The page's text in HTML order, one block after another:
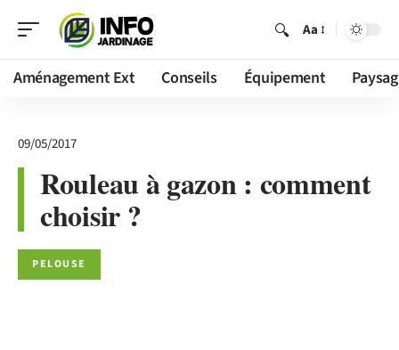
Aa
Aménagement Ext Conseils Équipement
09/05/2017
Rouleau à gazon : comment
choisir ?
PELOUSE